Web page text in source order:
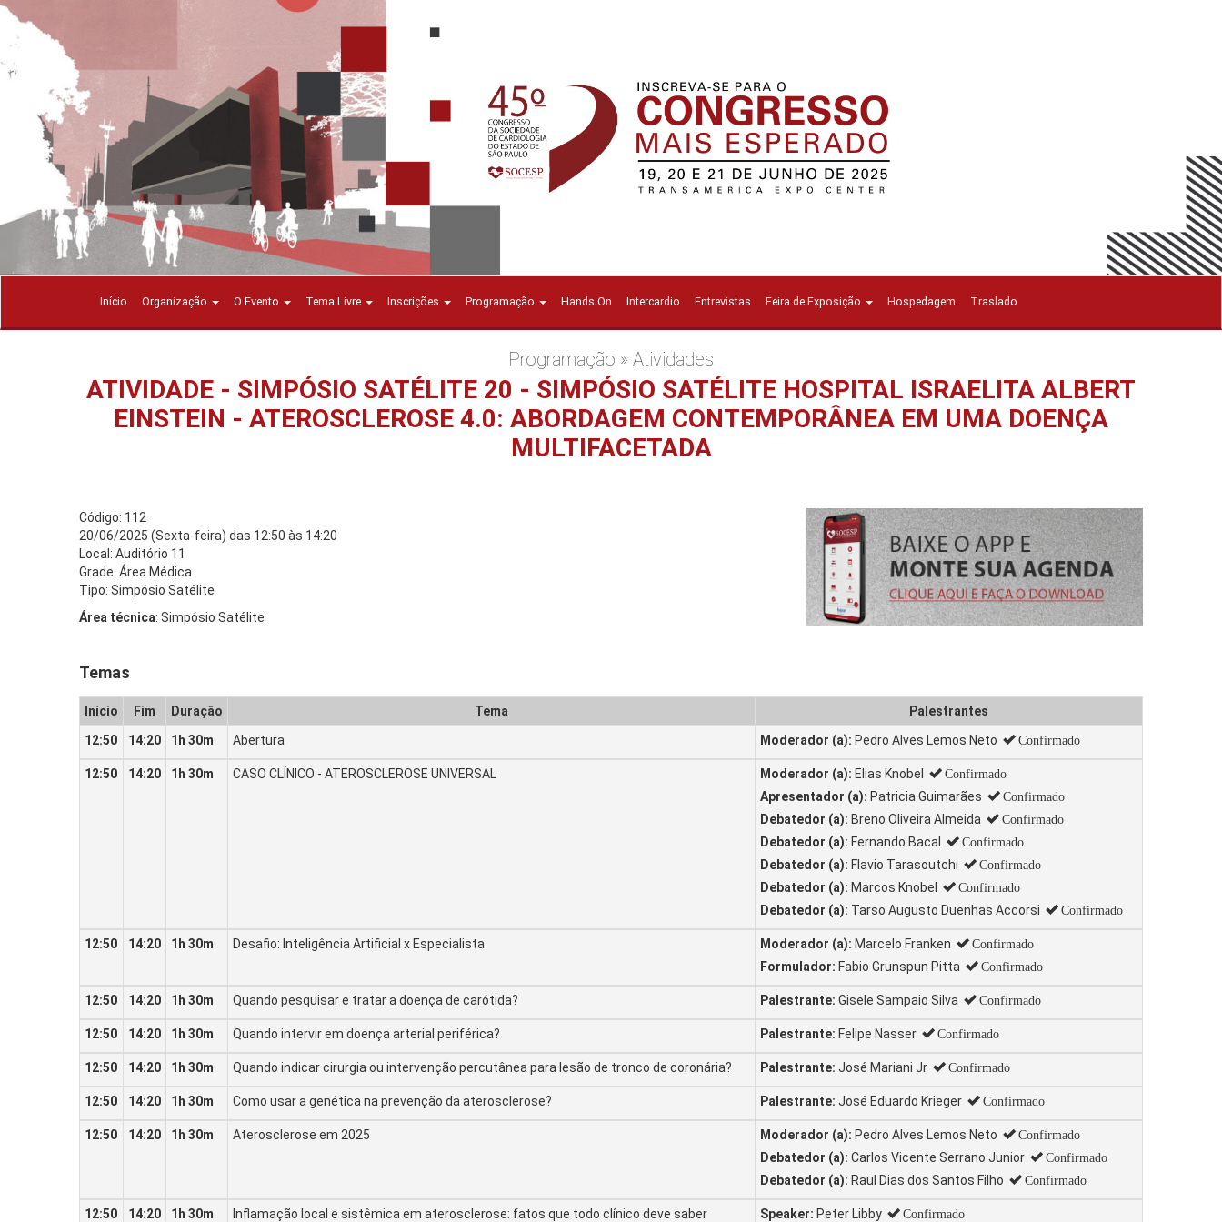
Início Organização O Evento Tema Livre Inscrições Programação Hands On Intercardio Entrevistas Feira de Exposição Hospedagem Traslado
Programação » Atividades
ATIVIDADE - SIMPÓSIO SATÉLITE 20 - SIMPÓSIO SATÉLITE HOSPITAL ISRAELITA ALBERT
EINSTEIN - ATEROSCLEROSE 4.0: ABORDAGEM CONTEMPORÂNEA EM UMA DOENÇA
MULTIFACETADA
Código: 112
20/06/2025 (Sexta-feira) das 12:50 às 14:20
Local: Auditório 11
Grade: Área Médica
Tipo: Simpósio Satélite
Área técnica: Simpósio Satélite
Temas
Início Fim Duração Tema
Palestrantes
12:50
14:20 1h 30m Abertura Moderador (a): Pedro Alves Lemos Neto Confirmado
12:50 14:20 1h 30m CASO CLÍNICO - ATEROSCLEROSE UNIVERSAL Moderador (a): Elias Knobel Confirmado
Apresentador (a): Patricia Guimarães Confirmado
Debatedor (a): Breno Oliveira Almeida Confirmado
Debatedor (a): Fernando Bacal Confirmado
Debatedor (a): Flavio Tarasoutchi Confirmado
Debatedor (a): Marcos Knobel Confirmado
Debatedor (a): Tarso Augusto Duenhas Accorsi Confirmado
12:50 14:20 1h 30m Desafio: Inteligência Artificial x Especialista Moderador (a): Marcelo Franken Confirmado
Formulador: Fabio Grunspun Pitta Confirmado
12:50 14:20 1h 30m Quando pesquisar e tratar a doença de carótida? Palestrante: Gisele Sampaio Silva Confirmado
12:50 14:20 1h 30m Quando intervir em doença arterial periférica? Palestrante: Felipe Nasser Confirmado
12:50 14:20 1h 30m Quando indicar cirurgia ou intervenção percutânea para lesão de tronco de coronária? Palestrante: José Mariani Jr Confirmado
12:50 14:20 1h 30m Como usar a genética na prevenção da aterosclerose? Palestrante: José Eduardo Krieger Confirmado
12:50 14:20 1h 30m Aterosclerose em 2025 Moderador (a): Pedro Alves Lemos Neto Confirmado
Debatedor (a): Carlos Vicente Serrano Junior Confirmado
Debatedor (a): Raul Dias dos Santos Filho Confirmado
12:50 14:20 1h 30m Inflamação local e sistêmica em aterosclerose: fatos que todo clínico deve saber Speaker: Peter Libby Confirmado